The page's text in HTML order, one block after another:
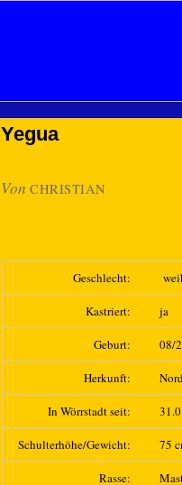
Yegua
Von CHRISTIAN
Geschlecht:
Kastriert: ja
Geburt: 08/
Herkunft:
In Wörrstadt seit:
Schulterhöhe/Gewicht: 75
Rasse: